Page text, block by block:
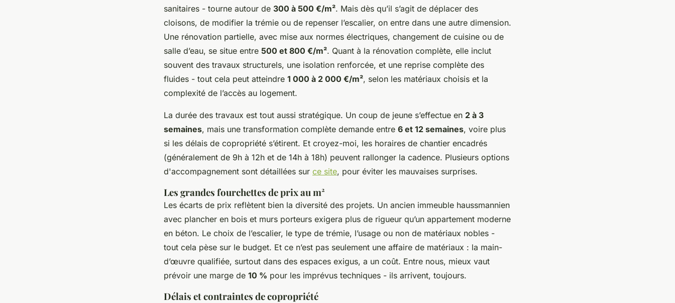
sanitaires - tourne autour de 300 à 500 €/m². Mais dès qu’il s’agit de déplacer des
cloisons, de modifier la trémie ou de repenser l’escalier, on entre dans une autre dimension.
Une rénovation partielle, avec mise aux normes électriques, changement de cuisine ou de
salle d’eau, se situe entre 500 et 800 €/m². Quant à la rénovation complète, elle inclut
souvent des travaux structurels, une isolation renforcée, et une reprise complète des
fluides - tout cela peut atteindre 1 000 à 2 000 €/m², selon les matériaux choisis et la
complexité de l’accès au logement.
La durée des travaux est tout aussi stratégique. Un coup de jeune s’effectue en 2 à 3
semaines, mais une transformation complète demande entre 6 et 12 semaines, voire plus
si les délais de copropriété s’étirent. Et croyez-moi, les horaires de chantier encadrés
(généralement de 9h à 12h et de 14h à 18h) peuvent rallonger la cadence. Plusieurs options
d'accompagnement sont détaillées sur ce site, pour éviter les mauvaises surprises.
Les grandes fourchettes de prix au m²
Les écarts de prix reflètent bien la diversité des projets. Un ancien immeuble haussmannien
avec plancher en bois et murs porteurs exigera plus de rigueur qu’un appartement moderne
en béton. Le choix de l’escalier, le type de trémie, l’usage ou non de matériaux nobles -
tout cela pèse sur le budget. Et ce n’est pas seulement une affaire de matériaux : la main-
d’œuvre qualifiée, surtout dans des espaces exigus, a un coût. Entre nous, mieux vaut
prévoir une marge de 10 % pour les imprévus techniques - ils arrivent, toujours.
Délais et contraintes de copropriété